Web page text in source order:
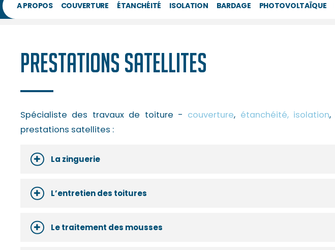
A PROPOS COUVERTURE ÉTANCHÉITÉ ISOLATION BARDAGE PHOTOVOLTAÏQUE
Prestations satellites
Spécialiste des travaux de toiture - couverture, étanchéité, isolation,
prestations satellites :
La zinguerie
L’entretien des toitures
Le traitement des mousses